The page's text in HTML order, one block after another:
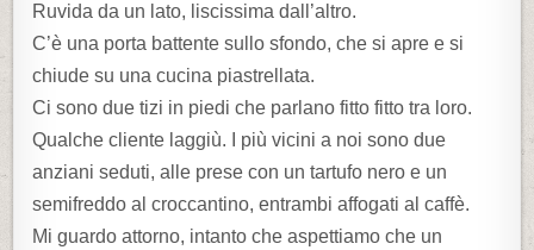
Ruvida da un lato, liscissima dall’altro.
C’è una porta battente sullo sfondo, che si apre e si
chiude su una cucina piastrellata.
Ci sono due tizi in piedi che parlano fitto fitto tra loro.
Qualche cliente laggiù. I più vicini a noi sono due
anziani seduti, alle prese con un tartufo nero e un
semifreddo al croccantino, entrambi affogati al caffè.
Mi guardo attorno, intanto che aspettiamo che un